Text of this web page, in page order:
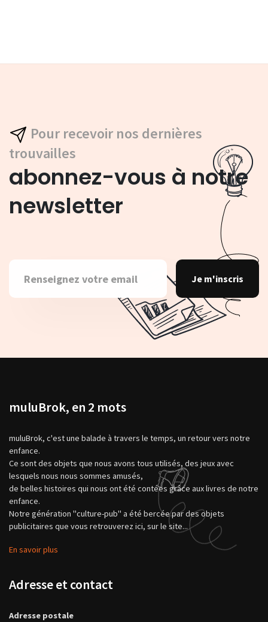
Pour recevoir nos dernières
trouvailles
abonnez-vous à notre
newsletter
Je m'inscris
muluBrok, en 2 mots
muluBrok, c'est une balade à travers le temps, un retour vers notre
enfance.
Ce sont des objets que nous avons tous utilisés, des jeux avec
lesquels nous nous sommes amusés,
de belles histoires qui nous ont été contées grâce aux livres de notre
enfance.
Notre génération "culture-pub" a été bercée par des objets
publicitaires que vous retrouverez ici, sur le site...
En savoir plus
Adresse et contact
Adresse postale